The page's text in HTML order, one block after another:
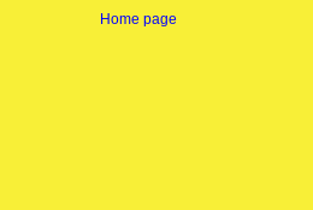
Home page